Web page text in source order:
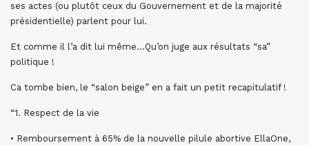
ses actes (ou plutôt ceux du Gouvernement et de la majorité
présidentielle) parlent pour lui.
Et comme il l’a dit lui même…Qu’on juge aux résultats “sa”
politique !
Ca tombe bien, le “salon beige” en a fait un petit recapitulatif !
“1. Respect de la vie
• Remboursement à 65% de la nouvelle pilule abortive EllaOne,